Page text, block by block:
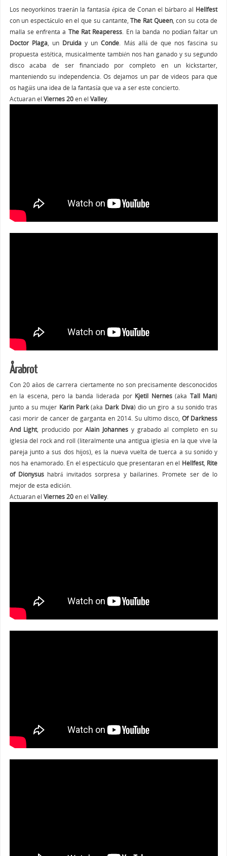
Los neoyorkinos traerán la fantasía épica de Conan el bárbaro al Hellfest
con un espectáculo en el que su cantante,The Rat Queen, con su cota de
malla se enfrenta a The Rat Reaperess . En la banda no podían faltar un
Doctor Plaga, un Druida y unConde . Más allá de que nos fascina su
propuesta estética, musicalmente también nos han ganado y su segundo
disco acaba de ser financiado por completo en un kickstarter,
manteniendo su independencia. Os dejamos un par de videos para que
os hagáis una idea de la fantasía que va a ser este concierto.
Actuaran el Viernes 20en el Valley.
Årabrot
Con 20 años de carrera ciertamente no son precisamente desconocidos
en la escena, pero la banda liderada por Kjetil Nernes(aka Tall Man)
junto a su mujer Karin Park(aka Dark Diva) dio un giro a su sonido tras
casi morir de cancer de garganta en 2014. Su ultimo disco,Of Darkness
And Light, producido porAlain Johannes y grabado al completo en su
iglesia del rock and roll (literalmente una antigua iglesia en la que vive la
pareja junto a sus dos hijos), es la nueva vuelta de tuerca a su sonido y
nos ha enamorado. En el espectáculo que presentaran en el Hellfest, Rite
of Dionysushabrá invitados sorpresa y bailarines. Promete ser de lo
mejor de esta edición.
Actuaran el Viernes 20en el Valley.